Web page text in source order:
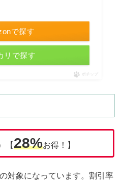
で探す
リで探す
ポチップ
【28%お得！】
対象になっています。割引率